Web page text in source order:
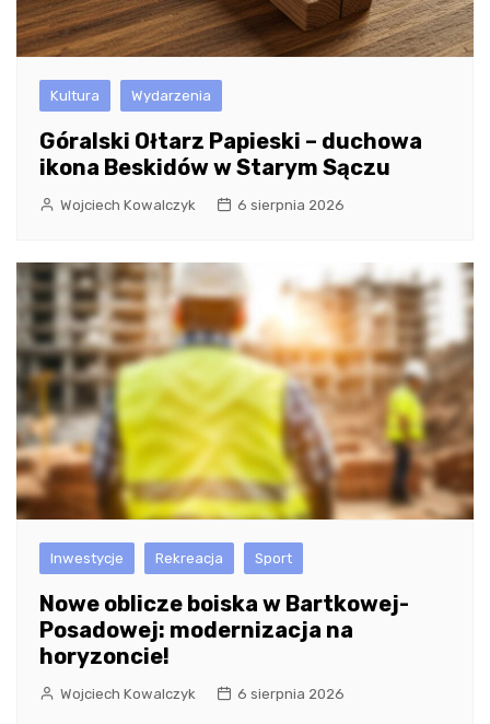
Kultura Wydarzenia
Góralski Ołtarz Papieski – duchowa
ikona Beskidów w Starym Sączu
Wojciech Kowalczyk 6 sierpnia 2026
Inwestycje Rekreacja Sport
Nowe oblicze boiska w Bartkowej-
Posadowej: modernizacja na
horyzoncie!
Wojciech Kowalczyk 6 sierpnia 2026